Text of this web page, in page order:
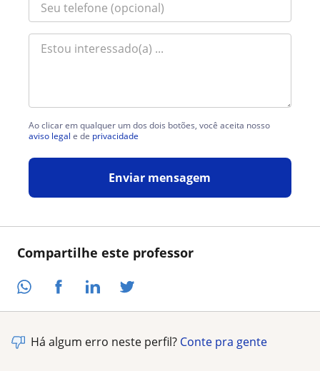
Compartilhe este professor
Ao clicar em qualquer um dos dois botões, você aceita nosso
aviso legal e de privacidade
Enviar mensagem
Há algum erro neste perfil? Conte pra gente